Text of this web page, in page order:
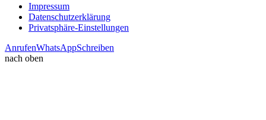
Impressum
Datenschutzerklärung
Privatsphäre-Einstellungen
AnrufenWhatsAppSchreiben
nach oben